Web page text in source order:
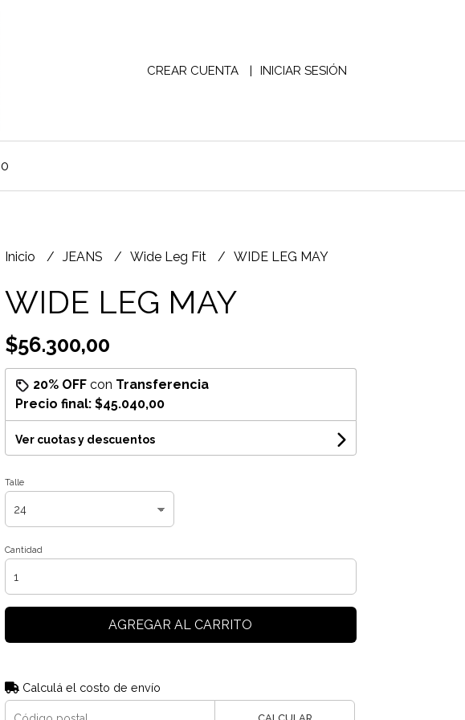
CREAR CUENTA INICIAR SESIÓN
0
Inicio JEANS Wide Leg Fit WIDE LEG MAY
WIDE LEG MAY
$56.300,00
20% OFFcon Transferencia
Precio final: $45.040,00
Ver cuotas y descuentos
Talle
Cantidad
AGREGAR AL CARRITO
Calculá el costo de envío